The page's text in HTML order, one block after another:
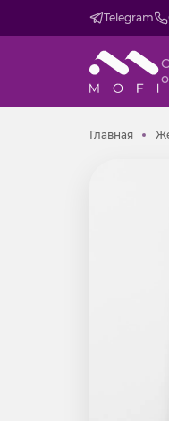
Telegram
Главная